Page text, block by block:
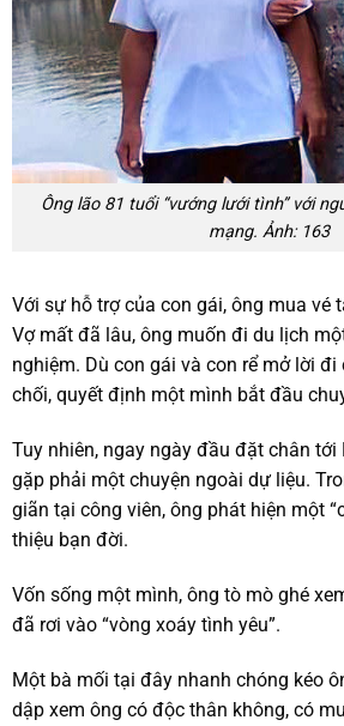
Ông lão 81 tuổi “vướng lưới tình” với
mạng. Ảnh: 163
Với sự hỗ trợ của con gái, ông mua vé
Vợ mất đã lâu, ông muốn đi du lịch
nghiệm. Dù con gái và con rể mở lời
chối, quyết định một mình bắt đầu
Tuy nhiên, ngay ngày đầu đặt chân tới
gặp phải một chuyện ngoài dự liệu.
giãn tại công viên, ông phát hiện một
thiệu bạn đời.
Vốn sống một mình, ông tò mò ghé
đã rơi vào “vòng xoáy tình yêu”.
Một bà mối tại đây nhanh chóng kéo
dập xem ông có độc thân không, có